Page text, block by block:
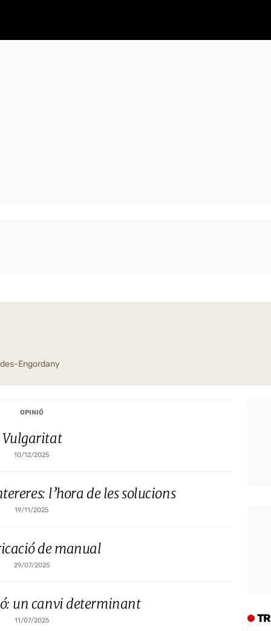
Engordany
OPINIÓ
Vulgaritat
10/12/2025
l’hora de les solucions
19/11/2025
de manual
29/07/2025
un canvi determinant
11/07/2025